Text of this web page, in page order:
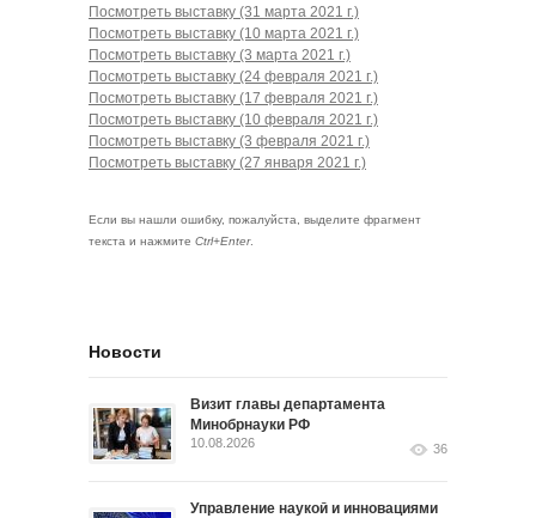
Посмотреть выставку (31 марта 2021 г.)
Посмотреть выставку (10 марта 2021 г.)
Посмотреть выставку (3 марта 2021 г.)
Посмотреть выставку (24 февраля 2021 г.)
Посмотреть выставку (17 февраля 2021 г.)
Посмотреть выставку (10 февраля 2021 г.)
Посмотреть выставку (3 февраля 2021 г.)
Посмотреть выставку (27 января 2021 г.)
Если вы нашли ошибку, пожалуйста, выделите фрагмент
текста и нажмите Ctrl+Enter.
Новости
Визит главы департамента
Минобрнауки РФ
10.08.2026 36
Управление наукой и инновациями